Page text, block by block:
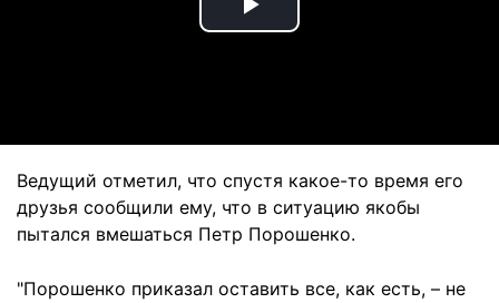
Play
Ведущий отметил, что спустя какое-то время его
друзья сообщили ему, что в ситуацию якобы
пытался вмешаться Петр Порошенко.
"Порошенко приказал оставить все, как есть, – не